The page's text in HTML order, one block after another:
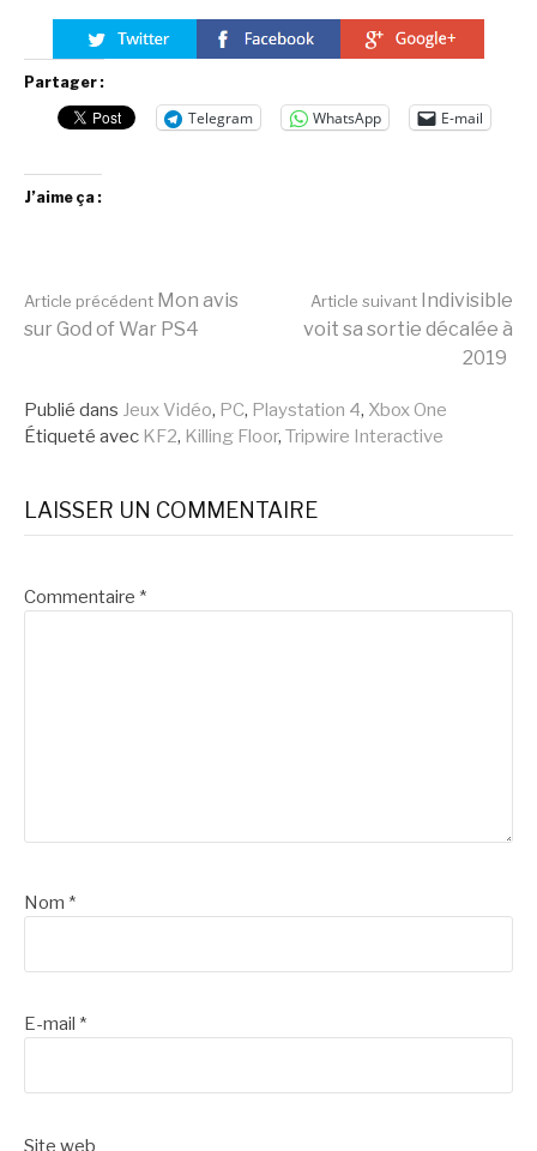
Partager :
Telegram WhatsApp E-mail
J’aime ça :
Lire
la
Article précédent Mon avis
sur God of War PS4
Article suivant Indivisible
voit sa sortie décalée à
2019
Publié dans Jeux Vidéo, PC, Playstation 4, Xbox One
Étiqueté avec KF2, Killing Floor, Tripwire Interactive
LAISSER UN COMMENTAIRE
Commentaire *
Nom *
E-mail *
Site web